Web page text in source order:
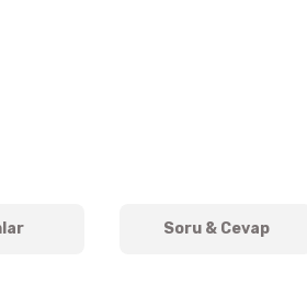
Soru & Cevap